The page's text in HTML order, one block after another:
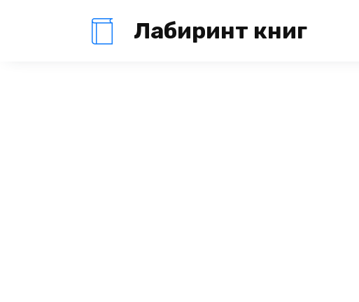
Лабиринт книг